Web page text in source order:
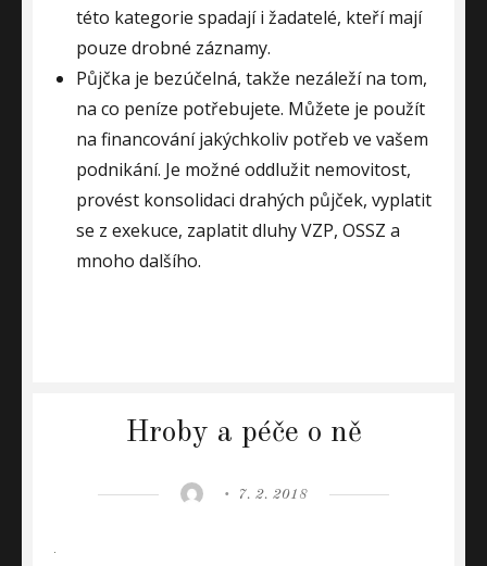
této kategorie spadají i žadatelé, kteří mají
pouze drobné záznamy.
Půjčka je bezúčelná, takže nezáleží na tom,
na co peníze potřebujete. Můžete je použít
na financování jakýchkoliv potřeb ve vašem
podnikání. Je možné oddlužit nemovitost,
provést konsolidaci drahých půjček, vyplatit
se z exekuce, zaplatit dluhy VZP, OSSZ a
mnoho dalšího.
Hroby a péče o ně
AuthorPosted
7. 2. 2018